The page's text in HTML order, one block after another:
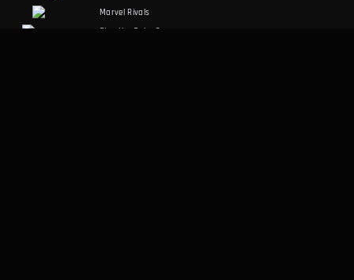
Marvel Rivals
Slay the Spire 2